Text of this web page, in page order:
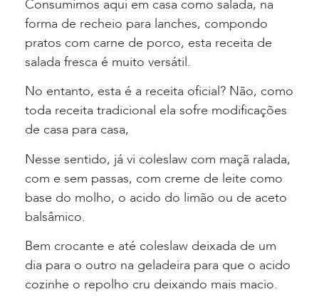
Consumimos aqui em casa como salada, na
forma de recheio para lanches, compondo
pratos com carne de porco, esta receita de
salada fresca é muito versátil.
No entanto, esta é a receita oficial? Não, como
toda receita tradicional ela sofre modificações
de casa para casa,
Nesse sentido, já vi coleslaw com maçã ralada,
com e sem passas, com creme de leite como
base do molho, o acido do limão ou de aceto
balsâmico.
Bem crocante e até coleslaw deixada de um
dia para o outro na geladeira para que o acido
cozinhe o repolho cru deixando mais macio.